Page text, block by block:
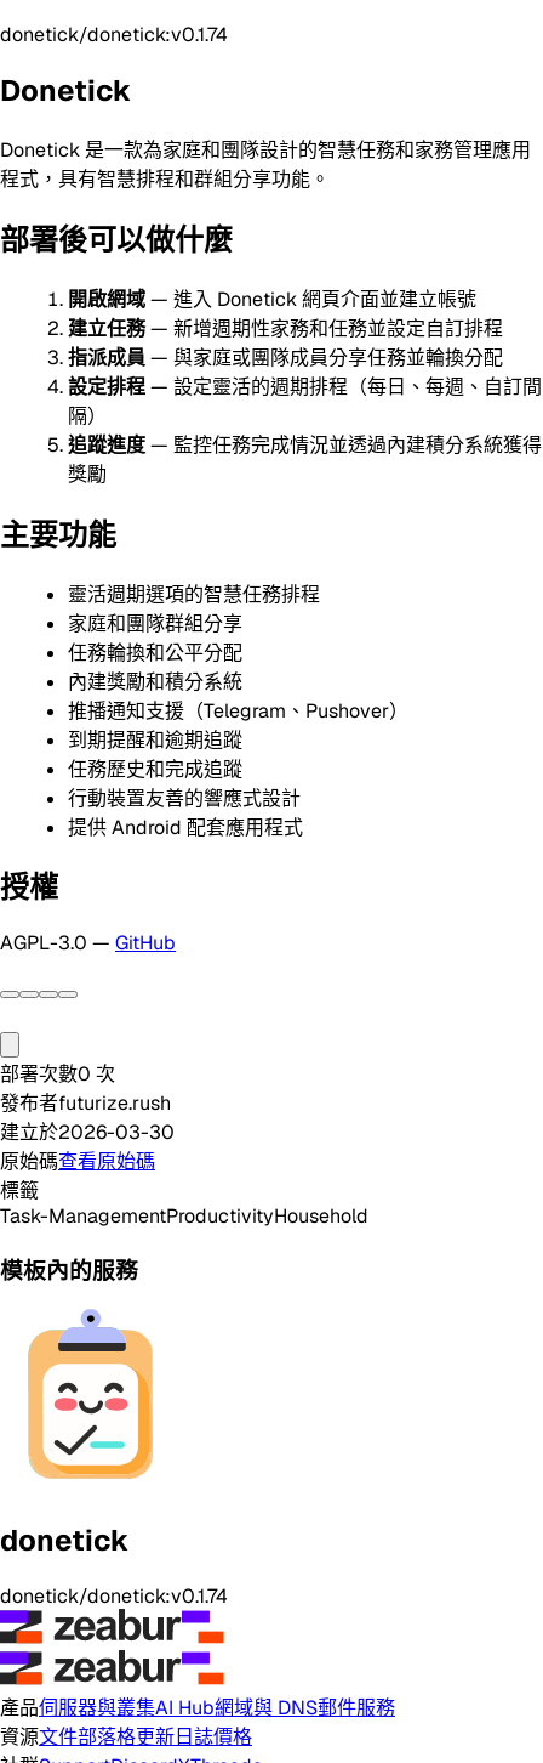
donetick/donetick:v0.1.74
Donetick
Donetick 是一款為家庭和團隊設計的智慧任務和家務管理應用
程式，具有智慧排程和群組分享功能。
部署後可以做什麼
開啟網域— 進入 Donetick 網頁介面並建立帳號
建立任務— 新增週期性家務和任務並設定自訂排程
指派成員 — 與家庭或團隊成員分享任務並輪換分配
設定排程— 設定靈活的週期排程（每日、每週、自訂間
隔）
追蹤進度— 監控任務完成情況並透過內建積分系統獲得
獎勵
主要功能
靈活週期選項的智慧任務排程
家庭和團隊群組分享
任務輪換和公平分配
內建獎勵和積分系統
推播通知支援（Telegram、Pushover）
到期提醒和逾期追蹤
任務歷史和完成追蹤
行動裝置友善的響應式設計
提供 Android 配套應用程式
授權
AGPL-3.0 — GitHub
部署次數0 次
發布者futurize.rush
建立於2026-03-30
原始碼查看原始碼
標籤
Task-ManagementProductivityHousehold
模板內的服務
donetick
donetick/donetick:v0.1.74
產品伺服器與叢集AI Hub網域與 DNS郵件服務
資源文件部落格更新日誌價格